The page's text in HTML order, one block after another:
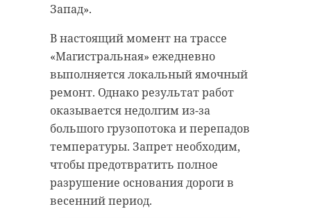
Запад».
В настоящий момент на трассе
«Магистральная» ежедневно
выполняется локальный ямочный
ремонт. Однако результат работ
оказывается недолгим из-за
большого грузопотока и перепадов
температуры. Запрет необходим,
чтобы предотвратить полное
разрушение основания дороги в
весенний период.
еще летом 2020 года.
Задерживали мужчину на улице
Шотмана сотрудники угрозыска,
наряд ППС УМВД РФ, а также
экипаж ДПС.
Обвиняемого заключили под
стражу. Его доставили в отдел
полиции. Также сообщили
инициатору розыска.
Отечественной войны недалеко от
острова Большой Тютерс
находился район немецкого
минного заграждения «Морской
еж». Он почти полностью
перекрывал Финский залив,
являясь частью блокадного кольца
вокруг Ленинграда.
Отметим, военнослужащие
Балтийского флота регулярно
находят и уничтожают